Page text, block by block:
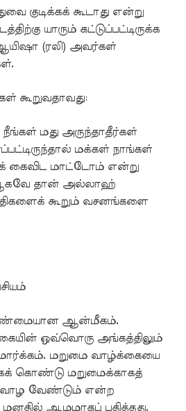
குடிக்கக் கூடாது என்று
யாரும் கட்டுப்பட்டிருக்க
(ரலி) அவர்கள்
கூறுவதாவது:
நீங்கள் மது அருந்தாதீர்கள்
மக்கள் நாங்கள்
கைவிட மாட்டோம் என்று
(ஆகவே தான் அல்லாஹ்
கூறும் வசனங்களை
ஆன்மீகம்.
ஒவ்வொரு அங்கத்திலும்
மார்க்கம். மறுமை வாழ்க்கையை
கொண்டு மறுமைக்காகத்
வாழ வேண்டும் என்ற
ஆழமாகப் பதித்தது.